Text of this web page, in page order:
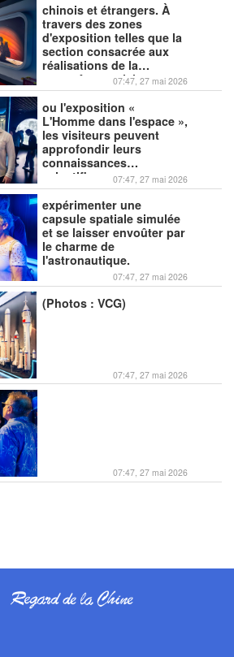
chinois et étrangers. À
travers des zones
d'exposition telles que la
section consacrée aux
réalisations de la
conquête spatiale
chinoise
07:47, 27 mai 2026
ou l'exposition «
L'Homme dans l'espace »,
les visiteurs peuvent
approfondir leurs
connaissances
scientifiques,07:47, 27 mai 2026
expérimenter une
capsule spatiale simulée
et se laisser envoûter par
le charme de
l'astronautique.
07:47, 27 mai 2026
(Photos : VCG)
07:47, 27 mai 2026
07:47, 27 mai 2026